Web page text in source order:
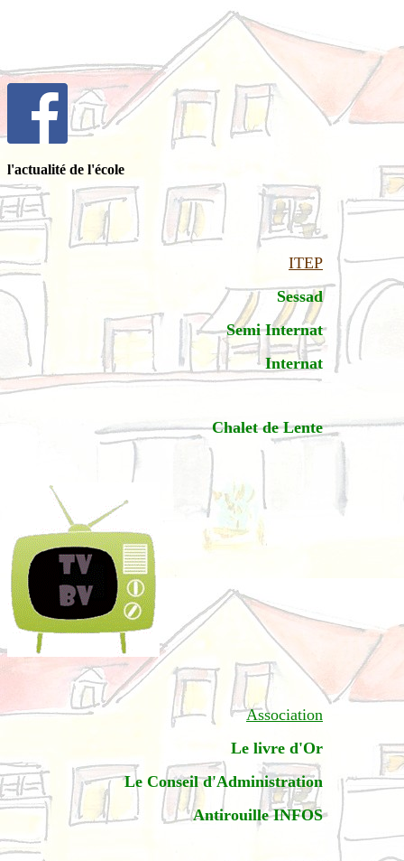
l'actualité de l'école
ITEP
Sessad
Semi Internat
Internat
Chalet de Lente
Association
Le livre d'Or
Le Conseil d'Administration
Antirouille INFOS